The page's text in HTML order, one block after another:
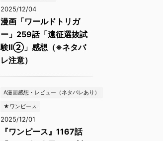
2025/12/04
漫画「ワールドトリガ
ー」259話「遠征選抜試
験Ⅱ②」感想（※ネタバ
レ注意）
A漫画感想・レビュー（ネタバレあり）
★ワンピース
2025/12/01
『ワンピース』1167話